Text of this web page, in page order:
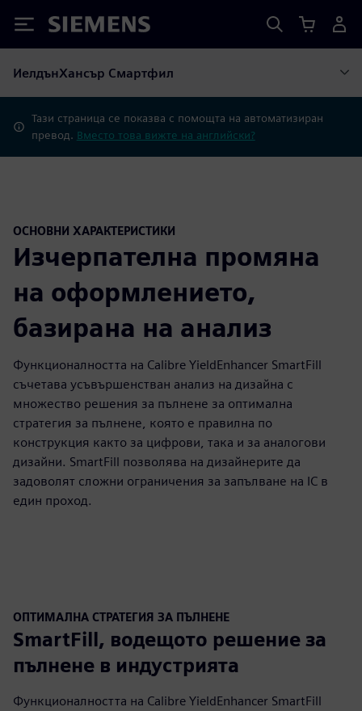
Siemens
ИелдънХансър Смартфил
Тази страница се показва с помощта на автоматизиран
превод. Вместо това вижте на английски?
ОСНОВНИ ХАРАКТЕРИСТИКИ
Изчерпателна промяна
на оформлението,
базирана на анализ
Функционалността на Calibre YieldEnhancer SmartFill
съчетава усъвършенстван анализ на дизайна с
множество решения за пълнене за оптимална
стратегия за пълнене, която е правилна по
конструкция както за цифрови, така и за аналогови
дизайни. SmartFill позволява на дизайнерите да
задоволят сложни ограничения за запълване на IC в
един проход.
ОПТИМАЛНА СТРАТЕГИЯ ЗА ПЪЛНЕНЕ
SmartFill, водещото решение за
пълнене в индустрията
Функционалността на Calibre YieldEnhancer SmartFill